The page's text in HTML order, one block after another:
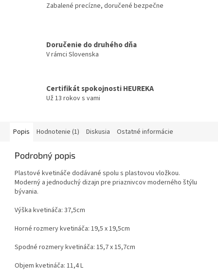
Zabalené precízne, doručené bezpečne
Doručenie do druhého dňa
V rámci Slovenska
Certifikát spokojnosti HEUREKA
Už 13 rokov s vami
Popis Hodnotenie (1) Diskusia Ostatné informácie
Podrobný popis
Plastové kvetináče dodávané spolu s plastovou vložkou.
Moderný a jednoduchý dizajn pre priaznivcov moderného štýlu
bývania.
Výška kvetináča: 37,5cm
Horné rozmery kvetináča: 19,5 x 19,5cm
Spodné rozmery kvetináča: 15,7 x 15,7cm
Objem kvetináča: 11,4 L